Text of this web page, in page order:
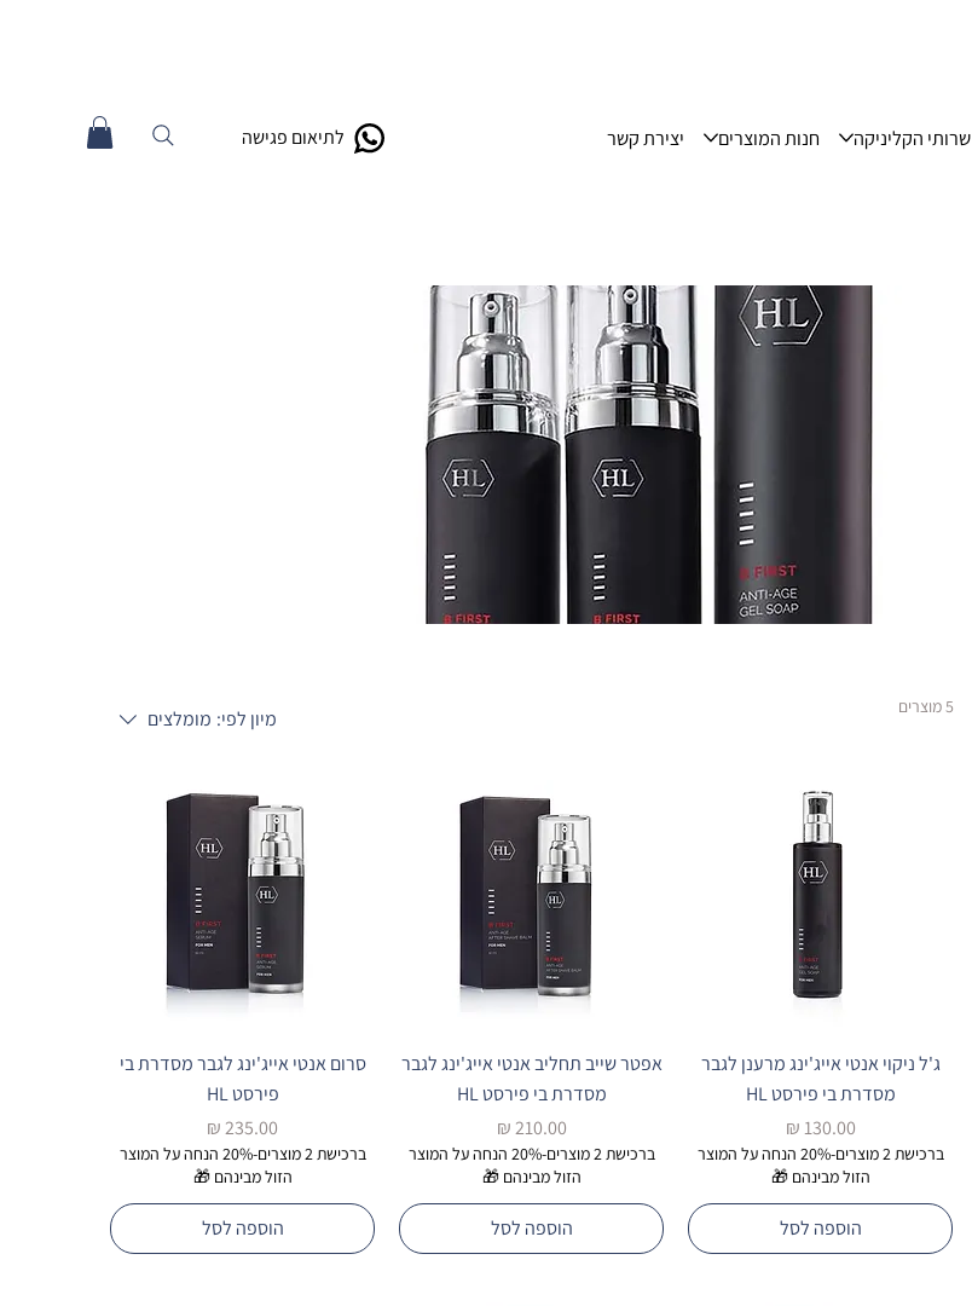
לתיאום פגישה שרותי הקליניקה חנות המוצרים יצירת קשר
5 מוצרים מיון לפי: מומלצים
ג'ל ניקוי אנטי אייג'ינג מרענן לגבר
מסדרת בי פירסט HL
מחיר
ברכישת 2 מוצרים-20% הנחה על המוצר
הזול מבינהם 🎁
הוספה לסל
אפטר שייב תחליב אנטי אייג'ינג לגבר
מסדרת בי פירסט HL
מחיר
ברכישת 2 מוצרים-20% הנחה על המוצר
הזול מבינהם 🎁
הוספה לסל
סרום אנטי אייג'ינג לגבר מסדרת בי
פירסט HL
מחיר
ברכישת 2 מוצרים-20% הנחה על המוצר
הזול מבינהם 🎁
הוספה לסל